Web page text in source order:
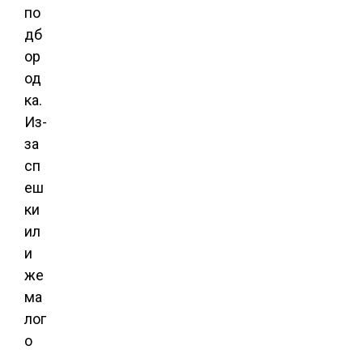
по
дб
ор
од
ка.
Из-
за
сп
еш
ки
ил
и
же
ма
лог
о